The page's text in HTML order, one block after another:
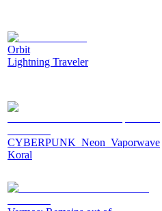
Orbit
Lightning Traveler
CYBERPUNK_Neon_Vaporwave
Koral